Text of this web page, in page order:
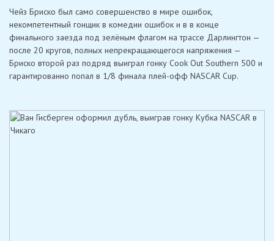
одержал
вторую
победу
подряд
гонке
Southern
Чейз Бриско был само совершенство в мире ошибок,
некомпетентный гонщик в комедии ошибок и в в конце
финального заезда под зелёным флагом на трассе Дарлингтон —
после 20 кругов, полных непрекращающегося напряжения —
Бриско второй раз подряд выиграл гонку Cook Out Southern 500 и
гарантированно попал в 1/8 финала плей-офф NASCAR Cup.